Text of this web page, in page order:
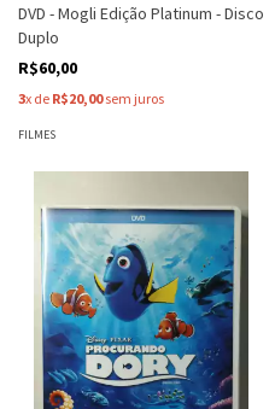
DVD - Mogli Edição Platinum - Disco
Duplo
R$60,00
3x de R$20,00sem juros
FILMES